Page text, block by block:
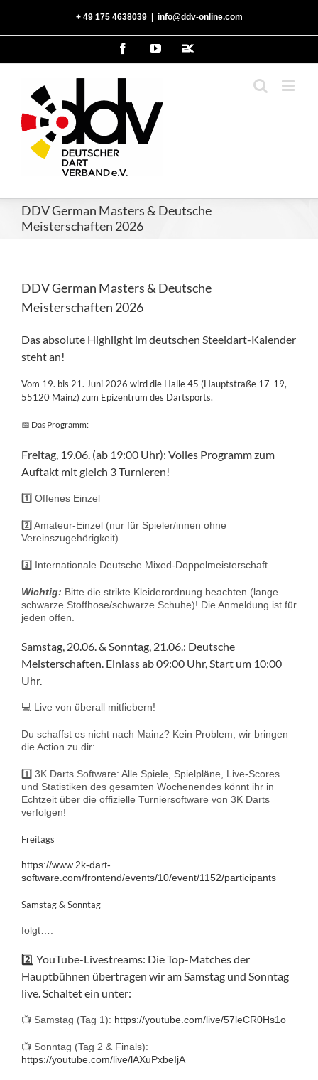
‭+ 49 175 4638039‬ info@ddv-online.com
FacebookYouTube2kDart
DDV German Masters & Deutsche
Meisterschaften 2026
DDV German Masters & Deutsche
Meisterschaften 2026
Das absolute Highlight im deutschen Steeldart-Kalender
steht an!
Vom 19. bis 21. Juni 2026 wird die Halle 45 (Hauptstraße 17-19,
55120 Mainz) zum Epizentrum des Dartsports.
📅 Das Programm:
Freitag, 19.06. (ab 19:00 Uhr): Volles Programm zum
Auftakt mit gleich 3 Turnieren!
1️⃣ Offenes Einzel
2️⃣ Amateur-Einzel (nur für Spieler/innen ohne
Vereinszugehörigkeit)
3️⃣ Internationale Deutsche Mixed-Doppelmeisterschaft
Wichtig: Bitte die strikte Kleiderordnung beachten (lange
schwarze Stoffhose/schwarze Schuhe)! Die Anmeldung ist für
jeden offen.
Samstag, 20.06. & Sonntag, 21.06.: Deutsche
Meisterschaften. Einlass ab 09:00 Uhr, Start um 10:00
Uhr.
💻 Live von überall mitfiebern!
Du schaffst es nicht nach Mainz? Kein Problem, wir bringen
die Action zu dir:
1️⃣ 3K Darts Software: Alle Spiele, Spielpläne, Live-Scores
und Statistiken des gesamten Wochenendes könnt ihr in
Echtzeit über die offizielle Turniersoftware von 3K Darts
verfolgen!
Freitags
https://www.2k-dart-
software.com/frontend/events/10/event/1152/participants
Samstag & Sonntag
folgt….
2️⃣ YouTube-Livestreams: Die Top-Matches der
Hauptbühnen übertragen wir am Samstag und Sonntag
live. Schaltet ein unter:
📺 Samstag (Tag 1): https://youtube.com/live/57leCR0Hs1o
📺 Sonntag (Tag 2 & Finals):
https://youtube.com/live/lAXuPxbeIjA